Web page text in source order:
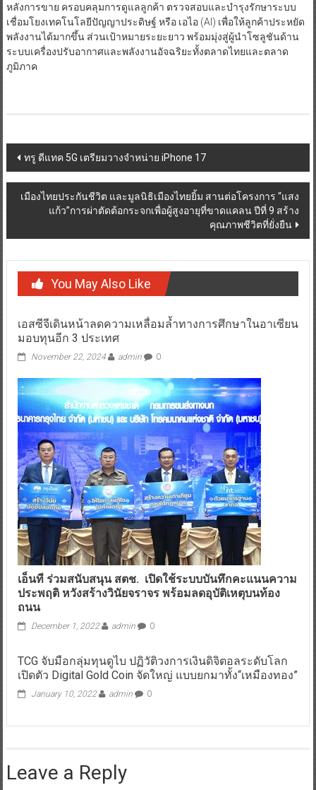
หลังการขาย ครอบคลุมการดูแลลูกค้า ตรวจสอบและบำรุงรักษาระบบ
เชื่อมโยงเทคโนโลยีปัญญาประดิษฐ์ หรือ เอไอ (AI) เพื่อให้ลูกค้าประหยัด
พลังงานได้มากขึ้น ส่วนเป้าหมายระยะยาว พร้อมมุ่งสู่ผู้นำโซลูชันด้าน
ระบบเครื่องปรับอากาศและพลังงานอัจฉริยะทั้งตลาดไทยและตลาด
ภูมิภาค
Post
navigation
ทรู ดีแทค 5G เตรียมวางจำหน่าย iPhone 17
เมืองไทยประกันชีวิต และมูลนิธิเมืองไทยยิ้ม สานต่อโครงการ “แสง
แก้ว”การผ่าตัดต้อกระจกเพื่อผู้สูงอายุที่ขาดแคลน ปีที่ 9 สร้าง
คุณภาพชีวิตที่ยั่งยืน
You May Also Like
เอสซีจีเดินหน้าลดความเหลื่อมล้ำทางการศึกษาในอาเซียน
มอบทุนอีก 3 ประเทศ
November 22, 2024 admin 0
เอ็นที ร่วมสนับสนุน สตช. เปิดใช้ระบบบันทึกคะแนนความ
ประพฤติ หวังสร้างวินัยจราจร พร้อมลดอุบัติเหตุบนท้อง
ถนน
December 1, 2022 admin 0
TCG จับมือกลุ่มทุนดูไบ ปฏิวัติวงการเงินดิจิตอลระดับโลก
เปิดตัว Digital Gold Coin จัดใหญ่ แบบยกมาทั้ง“เหมืองทอง”
January 10, 2022 admin 0
Leave a Reply